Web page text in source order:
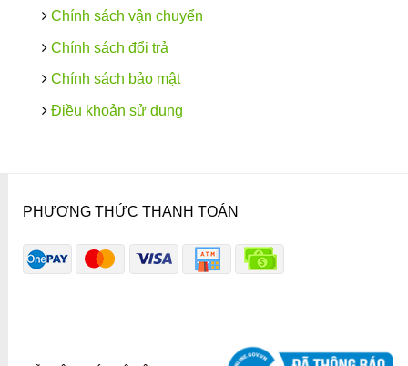
Chính sách vận chuyển
Chính sách đổi trả
Chính sách bảo mật
Điều khoản sử dụng
PHƯƠNG THỨC THANH TOÁN